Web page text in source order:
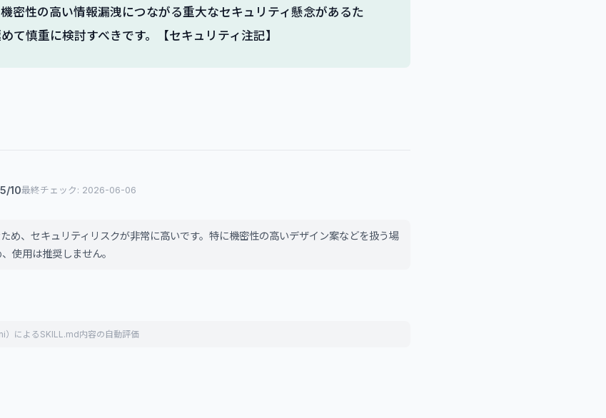
密性の高い情報漏洩につながる重大なセキュリティ懸念があるた
て慎重に検討すべきです。【セキュリティ注記】
10最終チェック: 2026-06-06
め、セキュリティリスクが非常に高いです。特に機密性の高いデザイン案などを扱う場
使用は推奨しません。
）によるSKILL.md内容の自動評価